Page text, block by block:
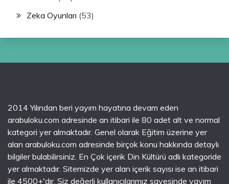
Zeka Oyunları (53)
2014 Yılından beri yayım hayatına devam eden
arabuloku.com adresinde an itibari ile 80 adet alt ve normal
kategori yer almaktadır. Genel olarak Eğitim üzerine yer
alan arabuloku.com adresinde birçok konu hakkında detaylı
bilgiler bulabilirsiniz. En Çok içerik Din Kültürü adlı kategoride
yer almaktadır. Sitemizde yer alan içerik sayısı ise an itibari
ile 4500+'dır. Siz değerli kullanıcılarımız sayesinde yayım